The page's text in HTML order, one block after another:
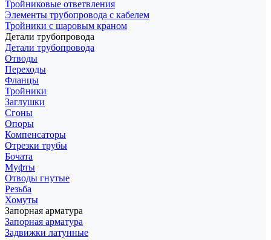
Тройниковые ответвления
Элементы трубопровода с кабелем
Тройники с шаровым краном
Детали трубопровода
Детали трубопровода
Отводы
Переходы
Фланцы
Тройники
Заглушки
Сгоны
Опоры
Компенсаторы
Отрезки трубы
Бочата
Муфты
Отводы гнутые
Резьба
Хомуты
Запорная арматура
Запорная арматура
Задвижки латунные